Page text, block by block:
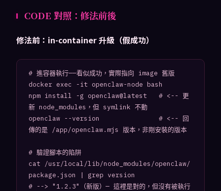
CODE 對照：修法前後
修法前：in-container 升級（假成功）
# 進容器執行——看似成功，實際指向 image 舊版
docker exec -it openclaw-node bash
npm install -g openclaw@latest   # <-- 更
新 node_modules，但 symlink 不動
openclaw --version               # <-- 回
傳的是 /app/openclaw.mjs 版本，非剛安裝的版本
# 驗證腳本的陷阱
cat /usr/local/lib/node_modules/openclaw/
package.json | grep version
# --> "1.2.3"（新版）— 這裡是對的，但沒有被執行